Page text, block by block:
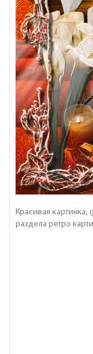
Красивая картинка,
раздела ретро